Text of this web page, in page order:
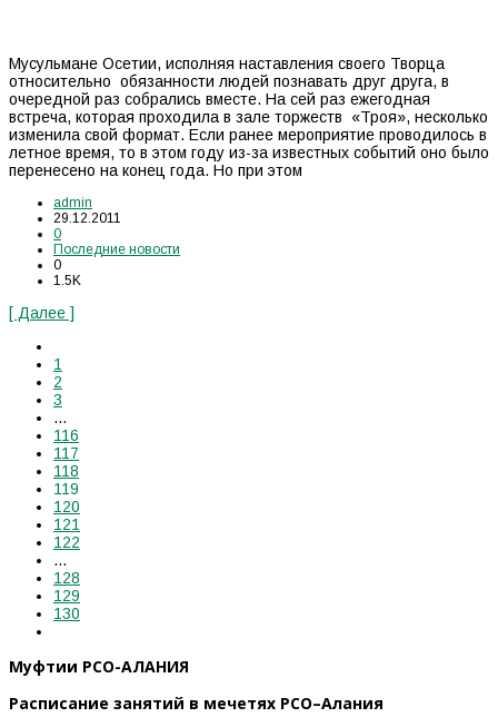
Мусульмане Осетии, исполняя наставления своего Творца
относительно обязанности людей познавать друг друга, в
очередной раз собрались вместе. На сей раз ежегодная
встреча, которая проходила в зале торжеств «Троя», несколько
изменила свой формат. Если ранее мероприятие проводилось в
летное время, то в этом году из-за известных событий оно было
перенесено на конец года. Но при этом
admin
29.12.2011
0
Последние новости
0
1.5K
[ Далее ]
1
2
3
…
116
117
118
119
120
121
122
…
128
129
130
Муфтии РСО-АЛАНИЯ
Расписание занятий в мечетях РСО–Алания